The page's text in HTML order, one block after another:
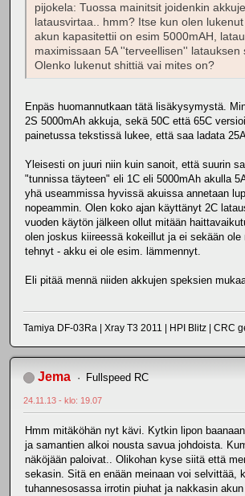
pijokela: Tuossa mainitsit joidenkin
latausvirtaa.. hmm? Itse kun olen
akun kapasitettii on esim 5000mAH,
maximissaan 5A ''terveellisen'' latauksen
Olenko lukenut shittiä vai mites on?
Enpäs huomannutkaan tätä lisäkysymystä.
2S 5000mAh akkuja, sekä 50C että 65C
painetussa tekstissä lukee, että saa ladata
Yleisesti on juuri niin kuin sanoit, että suurin
"tunnissa täyteen" eli 1C eli 5000mAh akulla
yhä useammissa hyvissä akuissa annetaan
nopeammin. Olen koko ajan käyttänyt 2C
vuoden käytön jälkeen ollut mitään
olen joskus kiireessä kokeillut ja ei sekään ole
tehnyt - akku ei ole esim. lämmennyt.
Eli pitää mennä niiden akkujen speksien
Tamiya DF-03Ra | Xray T3 2011 | HPI Blitz | CRC
Jema Fullspeed RC
24.11.13 - klo: 19.07
Hmm mitäköhän nyt kävi. Kytkin lipon
ja samantien alkoi nousta savua johdoista.
näköjään paloivat.. Olikohan kyse siitä että
sekasin. Sitä en enään meinaan voi selvittää,
tuhannesosassa irrotin piuhat ja nakkasin